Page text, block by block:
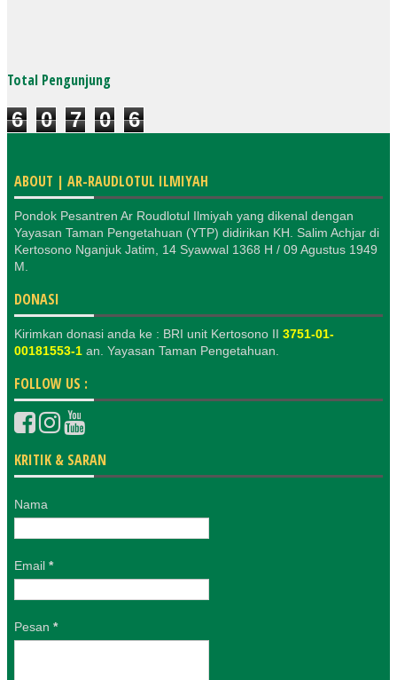
Total Pengunjung
6 0 7 0 6
ABOUT | AR-RAUDLOTUL ILMIYAH
Pondok Pesantren Ar Roudlotul Ilmiyah yang dikenal dengan
Yayasan Taman Pengetahuan (YTP) didirikan KH. Salim Achjar di
Kertosono Nganjuk Jatim, 14 Syawwal 1368 H / 09 Agustus 1949
M.
DONASI
Kirimkan donasi anda ke : BRI unit Kertosono II 3751-01-
00181553-1 an. Yayasan Taman Pengetahuan.
FOLLOW US :
KRITIK & SARAN
Nama
Email *
Pesan *